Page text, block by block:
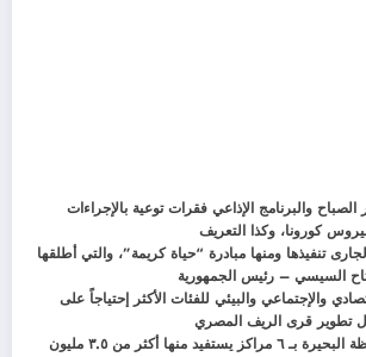
والبرنامج الإذاعي فقرات توعية بالإجراءات
كورونا، وكذا التعريف
تنفيذها ومنها مبادرة “حياة كريمة”، والتي أطلقها
السيسي – رئيس الجمهورية
والإجتماعي والبيئي للفئات الأكثر إحتياجاً على
تطوير قرى الريف المصري
والجاري تنفيذها بمحافظة البحيرة بـ ٦ مراكز يستفيد منها أكثر من ٣.٥ مليون